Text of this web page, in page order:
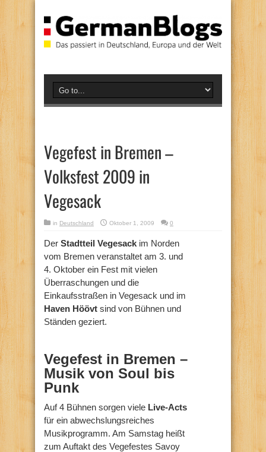
Vegefest in Bremen –
Volksfest 2009 in
Vegesack
in Deutschland Oktober 1, 2009 0
Der Stadtteil Vegesack im Norden
vom Bremen veranstaltet am 3. und
4. Oktober ein Fest mit vielen
Überraschungen und die
Einkaufsstraßen in Vegesack und im
Haven Höövt sind von Bühnen und
Ständen geziert.
Vegefest in Bremen –
Musik von Soul bis
Punk
Auf 4 Bühnen sorgen viele Live-Acts
für ein abwechslungsreiches
Musikprogramm. Am Samstag heißt
zum Auftakt des Vegefestes Savoy